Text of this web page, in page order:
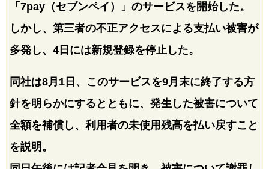
「7pay（セブンペイ）」のサービスを開始した。
しかし、第三者の不正アクセスによる支払い被害が
多発し、4日には新規登録を停止した。
同社は8月1日、このサービスを9月末に終了する方
針を明らかにするとともに、発生した被害について
全額を補償し、利用者の未使用残高を払い戻すこと
を説明。